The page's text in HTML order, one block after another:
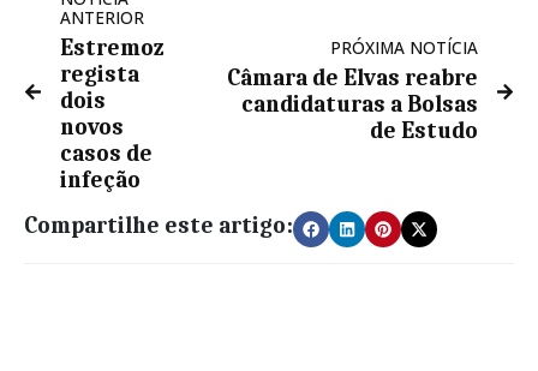
ANTERIOR
Estremoz
regista
dois
novos
casos de
infeção
PRÓXIMA NOTÍCIA
Câmara de Elvas reabre
candidaturas a Bolsas
de Estudo
Compartilhe este artigo: